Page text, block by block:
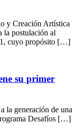
y Creación Artística
la postulación al
cuyo propósito […]
su primer
la generación de una
Desafíos […]